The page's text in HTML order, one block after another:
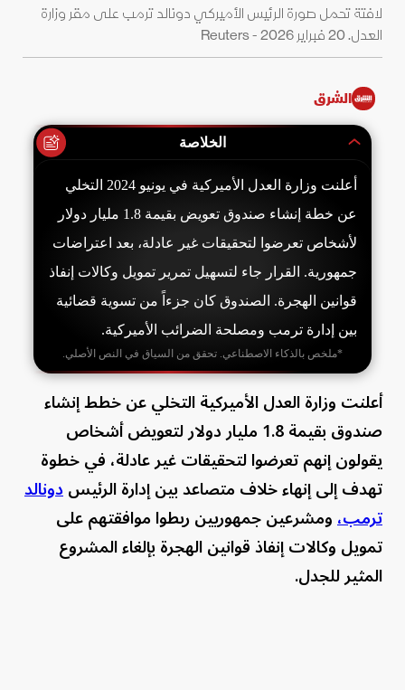
لافتة تحمل صورة الرئيس الأميركي دونالد ترمب على مقر ⁠وزارة
العدل. 20 فبراير 2026 - Reuters
الشرق
الخلاصة
أعلنت وزارة العدل الأميركية في يونيو 2024 التخلي
عن خطة إنشاء صندوق تعويض بقيمة 1.8 مليار دولار
لأشخاص تعرضوا لتحقيقات غير عادلة، بعد اعتراضات
جمهورية. القرار جاء لتسهيل تمرير تمويل وكالات إنفاذ
قوانين الهجرة. الصندوق كان جزءاً من تسوية قضائية
بين إدارة ترمب ومصلحة الضرائب الأميركية.
*ملخص بالذكاء الاصطناعي. تحقق من السياق في النص الأصلي.
أعلنت وزارة العدل الأميركية التخلي عن خطط إنشاء
صندوق بقيمة 1.8 مليار دولار لتعويض أشخاص
يقولون إنهم تعرضوا لتحقيقات غير عادلة، في خطوة
تهدف إلى إنهاء خلاف متصاعد بين إدارة الرئيسدونالد
ترمب،ومشرعين جمهوريين ربطوا موافقتهم على
تمويل وكالات إنفاذ قوانين الهجرة بإلغاء المشروع
المثير للجدل.